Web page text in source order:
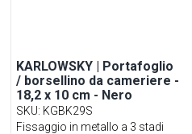
KARLOWSKY | Portafoglio
/ borsellino da cameriere -
18,2 x 10 cm - Nero
SKU: KGBK29S
Fissaggio in metallo a 3 stadi